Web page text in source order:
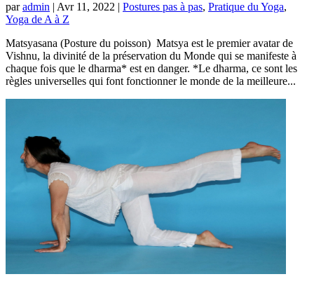
paradmin | Avr 11, 2022 | Postures pas à pas, Pratique du Yoga,
Yoga de A à Z
Matsyasana (Posture du poisson) Matsya est le premier avatar de
Vishnu, la divinité de la préservation du Monde qui se manifeste à
chaque fois que le dharma* est en danger. *Le dharma, ce sont les
règles universelles qui font fonctionner le monde de la meilleure...